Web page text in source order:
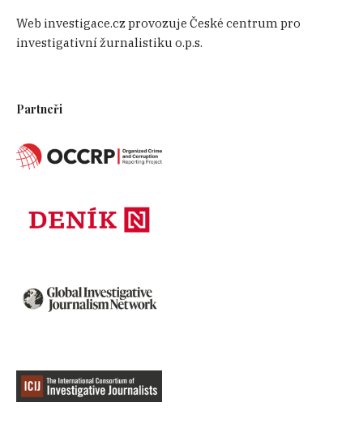
Web investigace.cz provozuje České centrum pro
investigativní žurnalistiku o.p.s.
Partneři